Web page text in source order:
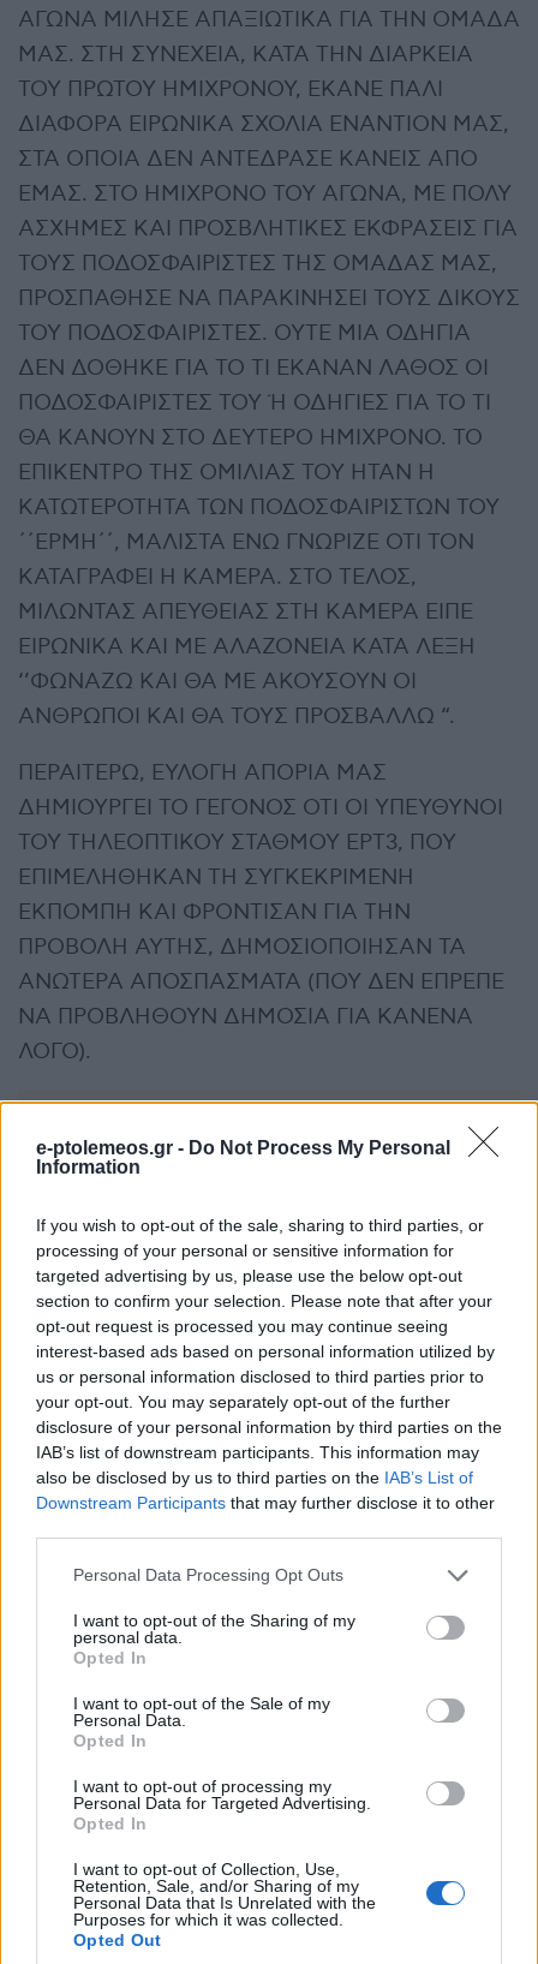
e-ptolemeos.gr - Do Not Process My Personal
Information
If you wish to opt-out of the sale, sharing to third parties, or
processing of your personal or sensitive information for
targeted advertising by us, please use the below opt-out
section to confirm your selection. Please note that after your
opt-out request is processed you may continue seeing
interest-based ads based on personal information utilized by
us or personal information disclosed to third parties prior to
your opt-out. You may separately opt-out of the further
disclosure of your personal information by third parties on the
IAB’s list of downstream participants. This information may
also be disclosed by us to third parties on the IAB’s List of
Downstream Participants that may further disclose it to other
Please note that this website/app uses one or more Google
not limited to your visit or usage behaviour. You may click to
grant or deny consent to Google and its third-party tags to
use your data for below specified purposes in below Google
consent section.
Personal Data Processing Opt Outs
I want to opt-out of the Sharing of my
personal data.
Opted In
I want to opt-out of the Sale of my
Personal Data.
Opted In
I want to opt-out of processing my
Personal Data for Targeted Advertising.
Opted In
I want to opt-out of Collection, Use,
Retention, Sale, and/or Sharing of my
Personal Data that Is Unrelated with the
Purposes for which it was collected.
Opted Out
ΑΓΩΝΑ ΜΙΛΗΣΕ ΑΠΑΞΙΩΤΙΚΑ ΓΙΑ ΤΗΝ ΟΜΑΔΑ
ΜΑΣ. ΣΤΗ ΣΥΝΕΧΕΙΑ, ΚΑΤΑ ΤΗΝ ΔΙΑΡΚΕΙΑ
ΤΟΥ ΠΡΩΤΟΥ ΗΜΙΧΡΟΝΟΥ, ΕΚΑΝΕ ΠΑΛΙ
ΔΙΑΦΟΡΑ ΕΙΡΩΝΙΚΑ ΣΧΟΛΙΑ ΕΝΑΝΤΙΟΝ ΜΑΣ,
ΣΤΑ ΟΠΟΙΑ ΔΕΝ ΑΝΤΕΔΡΑΣΕ ΚΑΝΕΙΣ ΑΠΟ
ΕΜΑΣ. ΣΤΟ ΗΜΙΧΡΟΝΟ ΤΟΥ ΑΓΩΝΑ, ΜΕ ΠΟΛΥ
ΑΣΧΗΜΕΣ ΚΑΙ ΠΡΟΣΒΛΗΤΙΚΕΣ ΕΚΦΡΑΣΕΙΣ ΓΙΑ
ΤΟΥΣ ΠΟΔΟΣΦΑΙΡΙΣΤΕΣ ΤΗΣ ΟΜΑΔΑΣ ΜΑΣ,
ΠΡΟΣΠΑΘΗΣΕ ΝΑ ΠΑΡΑΚΙΝΗΣΕΙ ΤΟΥΣ ΔΙΚΟΥΣ
ΤΟΥ ΠΟΔΟΣΦΑΙΡΙΣΤΕΣ. ΟΥΤΕ ΜΙΑ ΟΔΗΓΙΑ
ΔΕΝ ΔΟΘΗΚΕ ΓΙΑ ΤΟ ΤΙ ΕΚΑΝΑΝ ΛΑΘΟΣ ΟΙ
ΠΟΔΟΣΦΑΙΡΙΣΤΕΣ ΤΟΥ Ή ΟΔΗΓΙΕΣ ΓΙΑ ΤΟ ΤΙ
ΘΑ ΚΑΝΟΥΝ ΣΤΟ ΔΕΥΤΕΡΟ ΗΜΙΧΡΟΝΟ. ΤΟ
ΕΠΙΚΕΝΤΡΟ ΤΗΣ ΟΜΙΛΙΑΣ ΤΟΥ ΗΤΑΝ Η
ΚΑΤΩΤΕΡΟΤΗΤΑ ΤΩΝ ΠΟΔΟΣΦΑΙΡΙΣΤΩΝ ΤΟΥ
΄΄ΕΡΜΗ΄΄, ΜΑΛΙΣΤΑ ΕΝΩ ΓΝΩΡΙΖΕ ΟΤΙ ΤΟΝ
ΚΑΤΑΓΡΑΦΕΙ Η ΚΑΜΕΡΑ. ΣΤΟ ΤΕΛΟΣ,
ΜΙΛΩΝΤΑΣ ΑΠΕΥΘΕΙΑΣ ΣΤΗ ΚΑΜΕΡΑ ΕΙΠΕ
ΕΙΡΩΝΙΚΑ ΚΑΙ ΜΕ ΑΛΑΖΟΝΕΙΑ ΚΑΤΑ ΛΕΞΗ
‘’ΦΩΝΑΖΩ ΚΑΙ ΘΑ ΜΕ ΑΚΟΥΣΟΥΝ ΟΙ
ΑΝΘΡΩΠΟΙ ΚΑΙ ΘΑ ΤΟΥΣ ΠΡΟΣΒΑΛΛΩ “.
ΠΕΡΑΙΤΕΡΩ, ΕΥΛΟΓΗ ΑΠΟΡΙΑ ΜΑΣ
ΔΗΜΙΟΥΡΓΕΙ ΤΟ ΓΕΓΟΝΟΣ ΟΤΙ ΟΙ ΥΠΕΥΘΥΝΟΙ
ΤΟΥ ΤΗΛΕΟΠΤΙΚΟΥ ΣΤΑΘΜΟΥ ΕΡΤ3, ΠΟΥ
ΕΠΙΜΕΛΗΘΗΚΑΝ ΤΗ ΣΥΓΚΕΚΡΙΜΕΝΗ
ΕΚΠΟΜΠΗ ΚΑΙ ΦΡΟΝΤΙΣΑΝ ΓΙΑ ΤΗΝ
ΠΡΟΒΟΛΗ ΑΥΤΗΣ, ΔΗΜΟΣΙΟΠΟΙΗΣΑΝ ΤΑ
ΑΝΩΤΕΡΑ ΑΠΟΣΠΑΣΜΑΤΑ (ΠΟΥ ΔΕΝ ΕΠΡΕΠΕ
ΝΑ ΠΡΟΒΛΗΘΟΥΝ ΔΗΜΟΣΙΑ ΓΙΑ ΚΑΝΕΝΑ
ΛΟΓΟ).